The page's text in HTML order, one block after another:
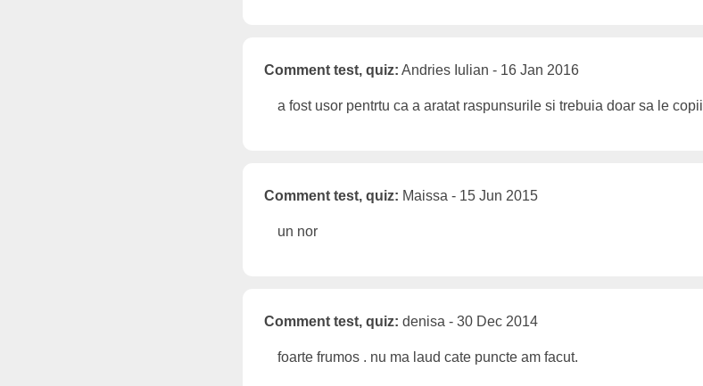
Comment test, quiz: Andries Iulian - 16 Jan 2016
a fost usor pentrtu ca a aratat raspunsurile si trebuia doar sa le copii
Comment test, quiz: Maissa - 15 Jun 2015
un nor
Comment test, quiz: denisa - 30 Dec 2014
foarte frumos . nu ma laud cate puncte am facut.